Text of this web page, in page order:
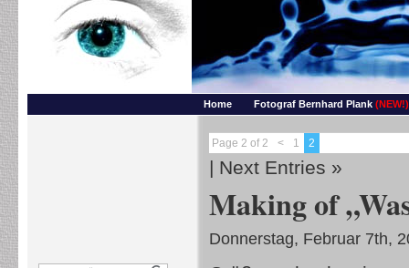
Home Fotograf Bernhard Plank (NEW!)
Page 2 of 2 < 1 2
| Next Entries »
Making of
Donnerstag, Februar 7th,